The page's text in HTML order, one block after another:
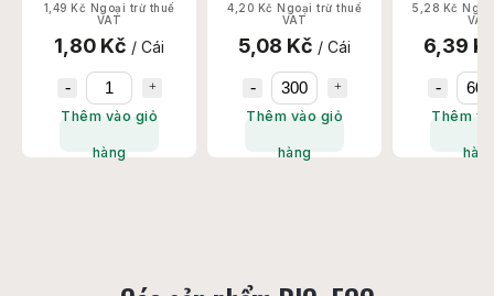
Chiếc/Thùng
1,49 Kč Ngoại trừ thuế
VAT
1,80 Kč/ Cái
Thêm vào giỏ
hàng
4,20 Kč Ngoại trừ thuế
VAT
5,08 Kč/ Cái
Thêm vào giỏ
hàng
600 Set/
5,28 Kč Ngoại
VAT
6,39 Kč
Thêm vào
hàng